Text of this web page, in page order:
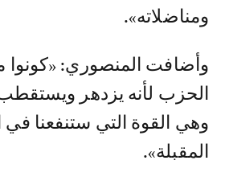
ومناضلاته».
وأضافت المنصوري: «كونوا
الحزب لأنه يزدهر ويستقطب
وهي القوة التي ستنفعنا في
المقبلة».